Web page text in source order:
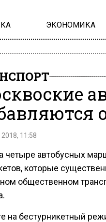
ЭКОНОМИКА
11:58
четыре автобусных
которые
общественном
на бестурникетный